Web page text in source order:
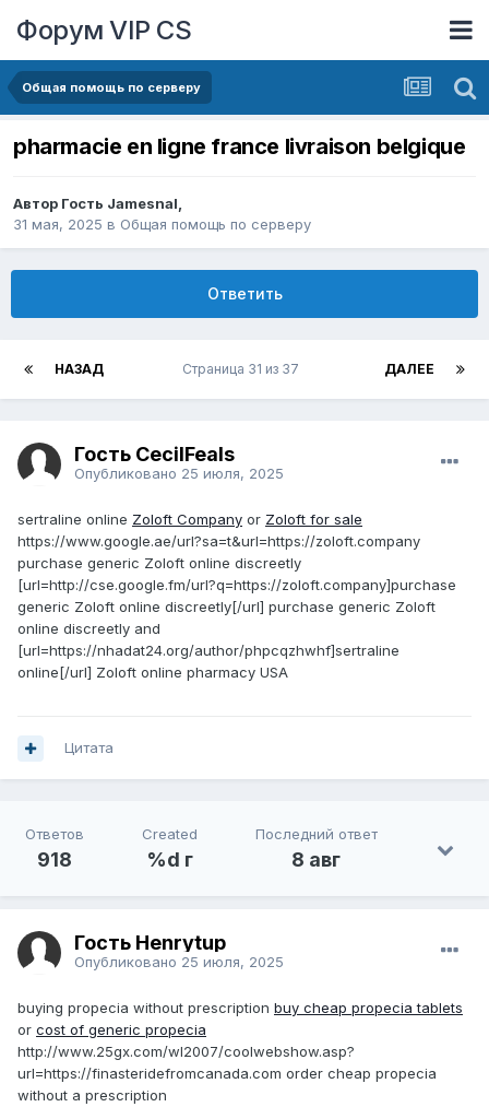
Форум VIP CS
Общая помощь по серверу
pharmacie en ligne france livraison belgique
Автор Гость Jamesnal,
31 мая, 2025 в Общая помощь по серверу
Ответить
НАЗАД ДАЛЕЕ
Страница 31 из 37
Гость CecilFeals
Опубликовано 25 июля, 2025
sertraline online Zoloft Company or Zoloft for sale
https://www.google.ae/url?sa=t&url=https://zoloft.company
purchase generic Zoloft online discreetly
[url=http://cse.google.fm/url?q=https://zoloft.company]purchase
generic Zoloft online discreetly[/url] purchase generic Zoloft
online discreetly and
[url=https://nhadat24.org/author/phpcqzhwhf]sertraline
online[/url] Zoloft online pharmacy USA
Цитата
Ответов
918
Created
%d г
Последний ответ
8 авг
Гость Henrytup
Опубликовано 25 июля, 2025
buying propecia without prescription buy cheap propecia tablets
or cost of generic propecia
http://www.25gx.com/wl2007/coolwebshow.asp?
url=https://finasteridefromcanada.com order cheap propecia
without a prescription